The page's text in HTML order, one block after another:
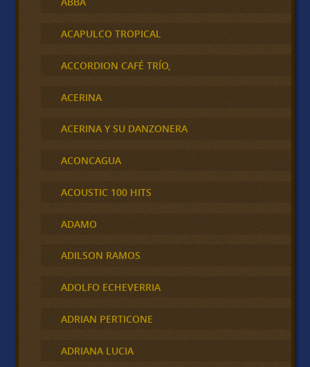
ACAPULCO TROPICAL
ACCORDION CAFÉ TRÍO,
ACERINA
ACERINA Y SU DANZONERA
ACONCAGUA
ACOUSTIC 100 HITS
ADAMO
ADILSON RAMOS
ADOLFO ECHEVERRIA
ADRIAN PERTICONE
ADRIANA LUCIA